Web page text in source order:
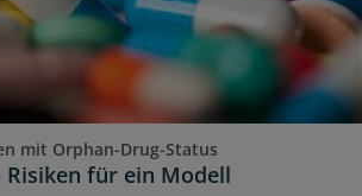
mit Orphan-Drug-Status
Risiken für ein Modell